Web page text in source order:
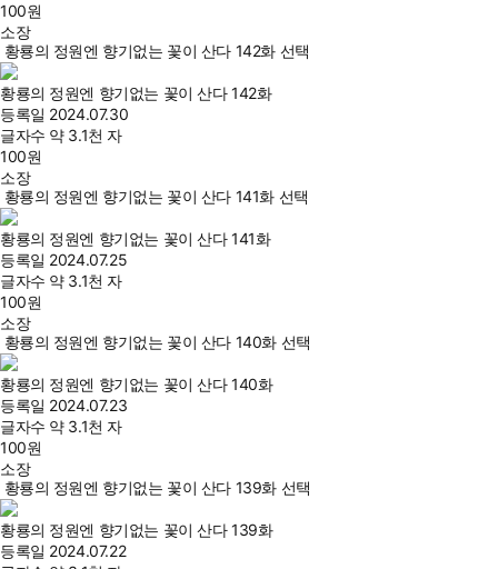
100원
소장
황룡의 정원엔 향기없는 꽃이 산다 142화 선택
황룡의 정원엔 향기없는 꽃이 산다 142화
등록일 2024.07.30
글자수 약 3.1천 자
100원
소장
황룡의 정원엔 향기없는 꽃이 산다 141화 선택
황룡의 정원엔 향기없는 꽃이 산다 141화
등록일 2024.07.25
글자수 약 3.1천 자
100원
소장
황룡의 정원엔 향기없는 꽃이 산다 140화 선택
황룡의 정원엔 향기없는 꽃이 산다 140화
등록일 2024.07.23
글자수 약 3.1천 자
100원
소장
황룡의 정원엔 향기없는 꽃이 산다 139화 선택
황룡의 정원엔 향기없는 꽃이 산다 139화
등록일 2024.07.22